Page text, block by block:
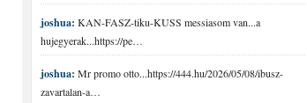
joshua: KAN-FASZ-tiku-KUSS messiasom van...a
hujegyerak...https://pe…
joshua: Mr promo otto...https://444.hu/2026/05/08/ibusz-
zavartalan-a…